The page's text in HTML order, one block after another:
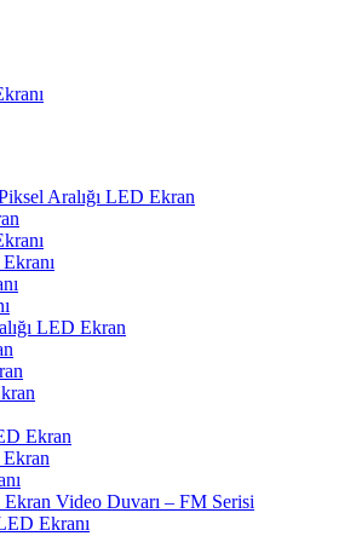
Aralığı LED Ekran
LED Ekran
Ekran
Video Duvarı – FM Serisi
Ekranı